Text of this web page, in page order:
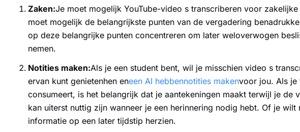
Zaken:Je moet mogelijk YouTube-video s transcriberen voor
moet mogelijk de belangrijkste punten van de vergadering
op deze belangrijke punten concentreren om later weloverwogen
nemen.
Notities maken:Als je een student bent, wil je misschien video s
ervan kunt genietenhen eneen AI hebbennotities makenvoor jou. Als je
consumeert, is het belangrijk dat je aantekeningen maakt terwijl je de
kan uiterst nuttig zijn wanneer je een herinnering nodig hebt. Of je wilt
informatie op een later tijdstip herzien.